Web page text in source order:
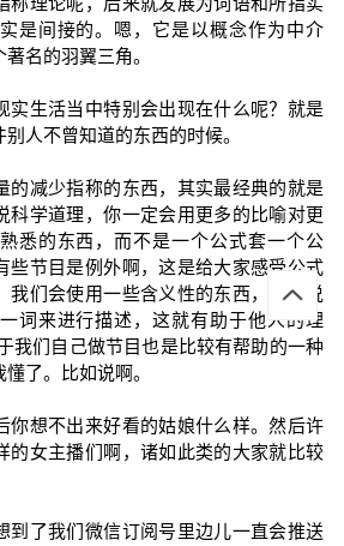
是间接的。嗯，它是以概念作为中介
名的羽翼三角。
实生活当中特别会出现在什么呢？就是
人不曾知道的东西的时候。
的减少指称的东西，其实最经典的就是
科学道理，你一定会用更多的比喻对更
悉的东西，而不是一个公式套一个公
些节目是例外啊，这是给大家感受公式
我们会使用一些含义性的东西，比如说
词来进行描述，这就有助于他人的理
我们自己做节目也是比较有帮助的一种
了。比如说啊。
你想不出来好看的姑娘什么样。然后许
的女主播们啊，诸如此类的大家就比较
到了我们微信订阅号里边儿一直会推送